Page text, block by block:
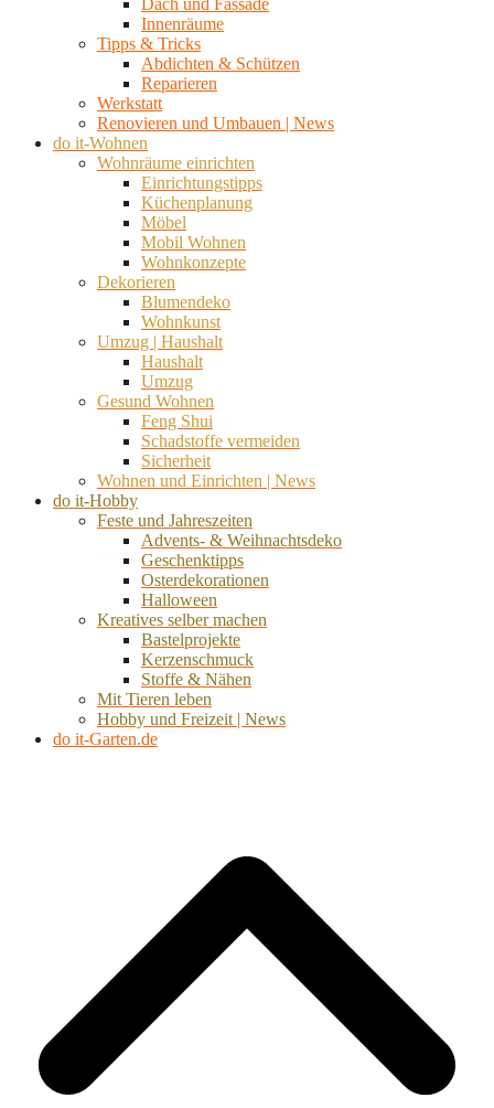
Dach und Fassade
Innenräume
Tipps & Tricks
Abdichten & Schützen
Reparieren
Werkstatt
Renovieren und Umbauen | News
do it-Wohnen
Wohnräume einrichten
Einrichtungstipps
Küchenplanung
Möbel
Mobil Wohnen
Wohnkonzepte
Dekorieren
Blumendeko
Wohnkunst
Umzug | Haushalt
Haushalt
Umzug
Gesund Wohnen
Feng Shui
Schadstoffe vermeiden
Sicherheit
Wohnen und Einrichten | News
do it-Hobby
Feste und Jahreszeiten
Advents- & Weihnachtsdeko
Geschenktipps
Osterdekorationen
Halloween
Kreatives selber machen
Bastelprojekte
Kerzenschmuck
Stoffe & Nähen
Mit Tieren leben
Hobby und Freizeit | News
do it-Garten.de